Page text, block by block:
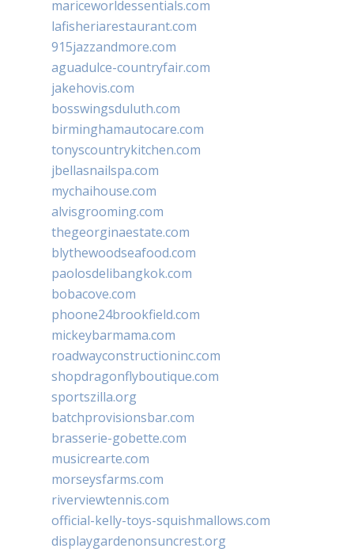
mariceworldessentials.com
lafisheriarestaurant.com
915jazzandmore.com
aguadulce-countryfair.com
jakehovis.com
bosswingsduluth.com
birminghamautocare.com
tonyscountrykitchen.com
jbellasnailspa.com
mychaihouse.com
alvisgrooming.com
thegeorginaestate.com
blythewoodseafood.com
paolosdelibangkok.com
bobacove.com
phoone24brookfield.com
mickeybarmama.com
roadwayconstructioninc.com
shopdragonflyboutique.com
sportszilla.org
batchprovisionsbar.com
brasserie-gobette.com
musicrearte.com
morseysfarms.com
riverviewtennis.com
official-kelly-toys-squishmallows.com
displaygardenonsuncrest.org